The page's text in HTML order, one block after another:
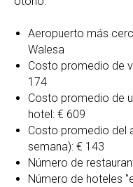
Aeropuerto más
Walesa
Costo promedio de
174
Costo promedio de
hotel: € 609
Costo promedio del
semana): € 143
Número de
Número de hoteles